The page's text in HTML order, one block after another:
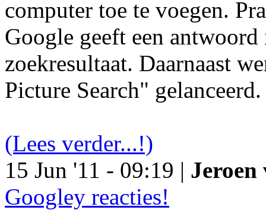
computer toe te voegen.
Google geeft een
zoekresultaat. Daarnaast
Picture Search" gelanceerd.
(Lees verder...!)
15 Jun '11 - 09:19 | Jeroen
Googley reacties!